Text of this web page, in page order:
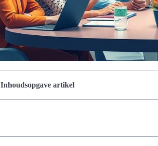
Inhoudsopgave artikel